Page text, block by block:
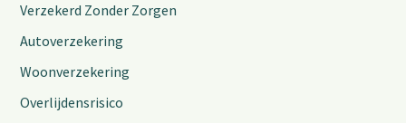
Verzekerd Zonder Zorgen
Autoverzekering
Woonverzekering
Overlijdensrisico